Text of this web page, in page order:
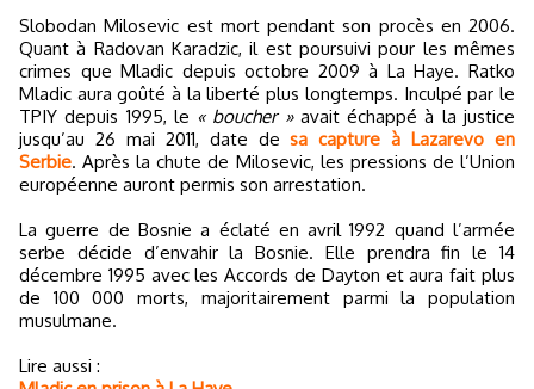
Slobodan Milosevic est mort pendant son procès en 2006.
Quant à Radovan Karadzic, il est poursuivi pour les mêmes
crimes que Mladic depuis octobre 2009 à La Haye. Ratko
Mladic aura goûté à la liberté plus longtemps. Inculpé par le
TPIY depuis 1995, le « boucher »avait échappé à la justice
jusqu’au 26 mai 2011, date desa capture à Lazarevo en
Serbie. Après la chute de Milosevic, les pressions de l’Union
européenne auront permis son arrestation.
La guerre de Bosnie a éclaté en avril 1992 quand l’armée
serbe décide d’envahir la Bosnie. Elle prendra fin le 14
décembre 1995 avec les Accords de Dayton et aura fait plus
de 100 000 morts, majoritairement parmi la population
musulmane.
Lire aussi :